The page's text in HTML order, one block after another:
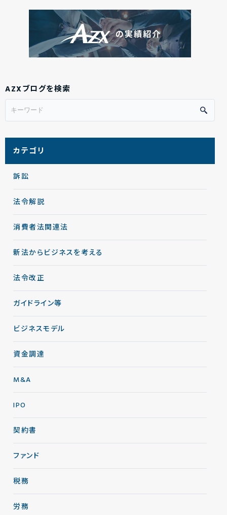
AZXブログを検索
カテゴリ
訴訟
法令解説
消費者法関連法
新法からビジネスを考える
法令改正
ガイドライン等
ビジネスモデル
資金調達
M&A
IPO
契約書
ファンド
税務
労務